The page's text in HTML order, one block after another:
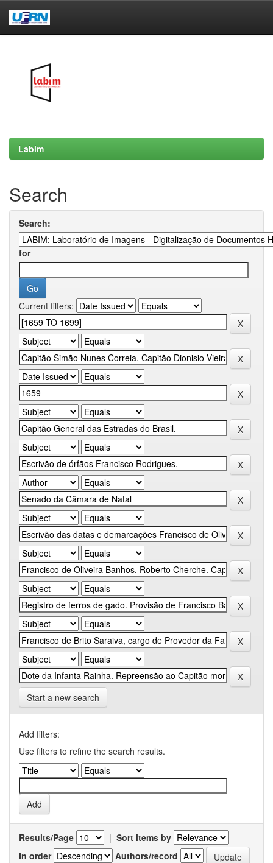
Labim
Search
Search:
for
Current filters:
Start a new search
Add filters:
Use filters to refine the search results.
Results/Page | Sort items by
In order
Authors/record